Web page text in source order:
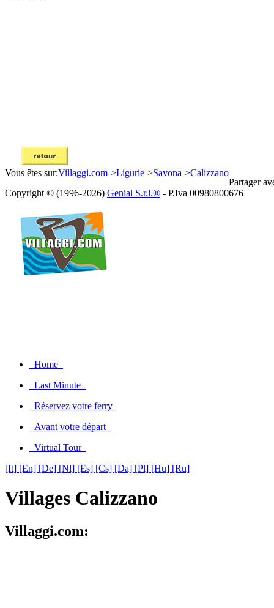
Vous êtes sur:Villaggi.com >Ligurie >Savona >Calizzano
Partager
Copyright © (1996-2026) Genial S.r.l.® - P.Iva 00980800676
Home
Last Minute
Réservez votre ferry
Avant votre départ
Virtual Tour
[It] [En] [De] [Nl] [Es] [Cs] [Da] [Pl] [Hu] [Ru]
Villages Calizzano
Villaggi.com: